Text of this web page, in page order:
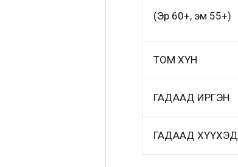
(Эр 60+, эм 55+)
ТОМ ХҮН
ГАДААД ИРГЭН
ГАДААД ХҮҮХЭД